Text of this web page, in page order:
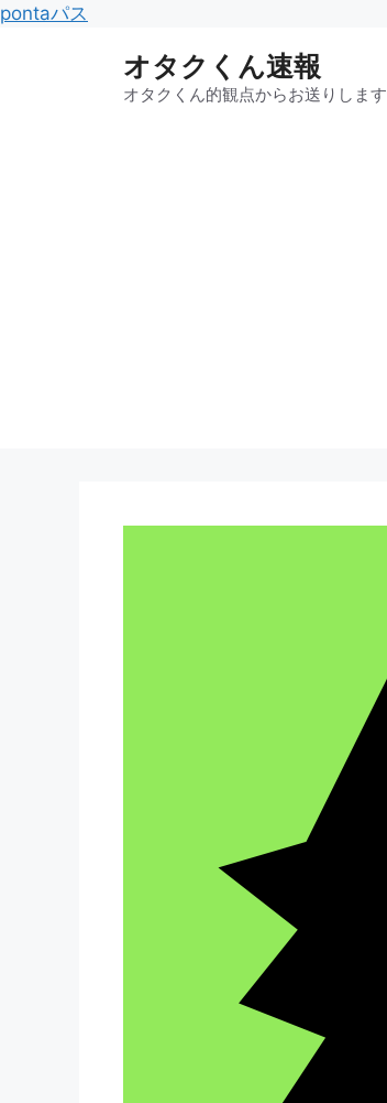
pontaパス
オタクくん速報
オタクくん的観点からお送りします